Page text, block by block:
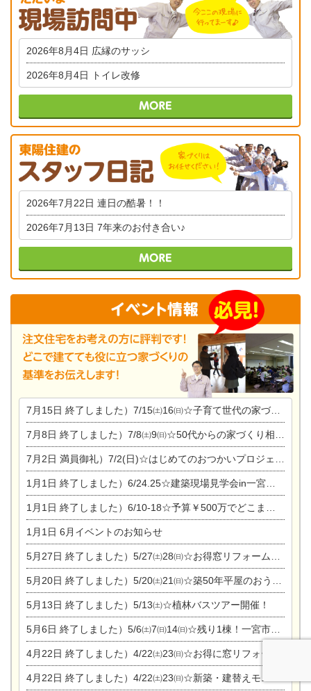
2026年8月4日 広縁のサッシ
2026年8月4日 トイレ改修
2026年7月22日 連日の酷暑！！
2026年7月13日 7年来のお付き合い♪
7月15日 終了しました）7/15㈯16㈰☆子育て世代の家づくり相談会
7月8日 終了しました）7/8㈯9㈰☆50代からの家づくり相談会
7月2日 満員御礼）7/2(日)☆はじめてのおつかいプロジェクト
1月1日 終了しました）6/24.25☆建築現場見学会in一宮市木曽川町
1月1日 終了しました）6/10-18☆予算￥500万でどこまでできるの？リフォーム相談会
1月1日 6月イベントのお知らせ
5月27日 終了しました）5/27㈯28㈰☆お得窓リフォーム個別相談会
5月20日 終了しました）5/20㈯21㈰☆築50年平屋のおうちリノベーション完成見学会
5月13日 終了しました）5/13㈯☆植林バスツアー開催！
5月6日 終了しました）5/6㈯7㈰14㈰☆残り1棟！一宮市限定モニター募集相談会(新築・建替え)
4月22日 終了しました）4/22㈯23㈰☆お得に窓リフォーム個別相談会
4月22日 終了しました）4/22㈯23㈰☆新築・建替えモニター募集個別相談会